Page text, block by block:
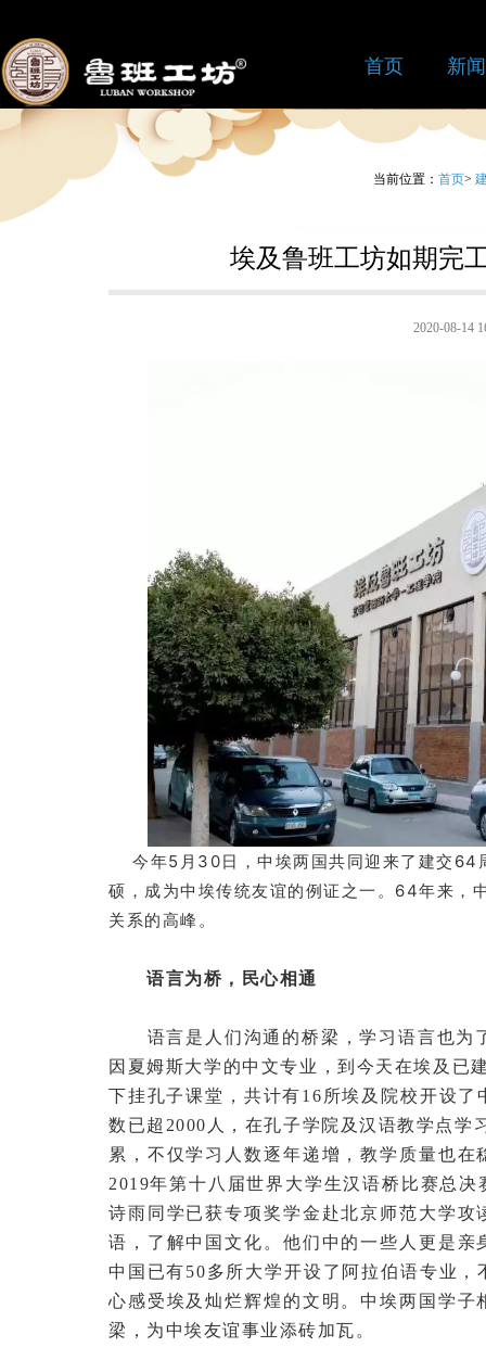
首页 新
当前位置： 首页>
埃及鲁班工坊如期完
2020-08-14
今年5月30日，中埃两国共同迎来了建交64
硕，成为中埃传统友谊的例证之一。64年来，
关系的高峰。
语言为桥，民心相通
语言是人们沟通的桥梁，学习语言也为
因夏姆斯大学的中文专业，到今天在埃及已
下挂孔子课堂，共计有16所埃及院校开设
数已超2000人，在孔子学院及汉语教学点学
累，不仅学习人数逐年递增，教学质量也
2019年第十八届世界大学生汉语桥比赛总
诗雨同学已获专项奖学金赴北京师范大学
语，了解中国文化。他们中的一些人更是
中国已有50多所大学开设了阿拉伯语专业
心感受埃及灿烂辉煌的文明。中埃两国学
梁，为中埃友谊事业添砖加瓦。